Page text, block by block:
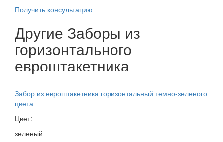
Получить консультацию
Другие Заборы из
горизонтального
евроштакетника
Забор из евроштакетника горизонтальный темно-зеленого
цвета
Цвет:
зеленый